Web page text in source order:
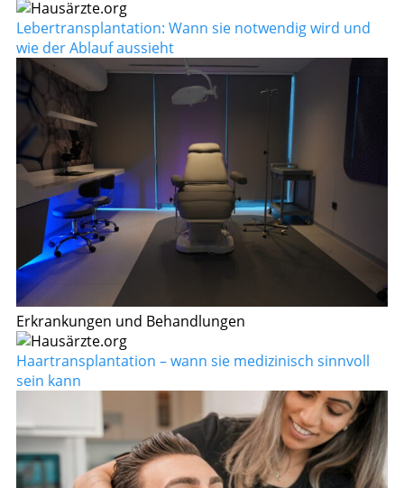
Lebertransplantation: Wann sie notwendig wird und
wie der Ablauf aussieht
Erkrankungen und Behandlungen
Haartransplantation – wann sie medizinisch sinnvoll
sein kann